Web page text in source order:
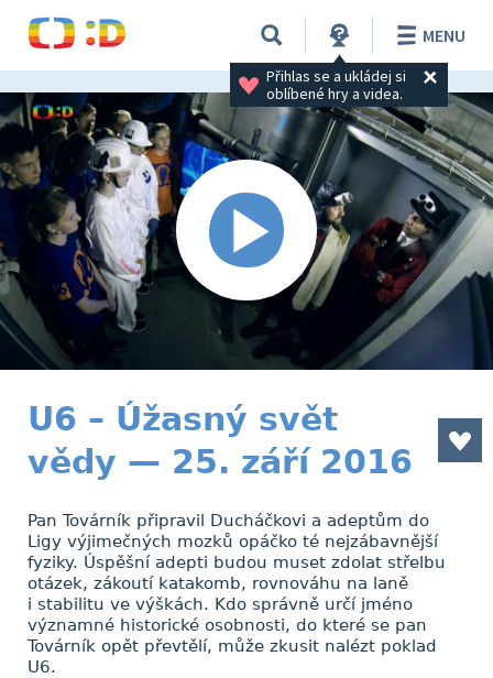
Přihlas se a ukládej si
oblíbené hry a videa.
MENU
U6 – Úžasný svět
vědy — 25. září 2016
Pan Továrník připravil Ducháčkovi a adeptům do
Ligy výjimečných mozků opáčko té nejzábavnější
fyziky. Úspěšní adepti budou muset zdolat střelbu
otázek, zákoutí katakomb, rovnováhu na laně
i stabilitu ve výškách. Kdo správně určí jméno
významné historické osobnosti, do které se pan
Továrník opět převtělí, může zkusit nalézt poklad
U6.